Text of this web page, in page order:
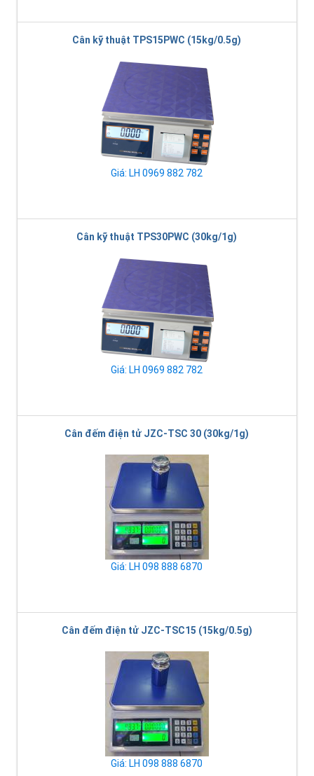
Cân kỹ thuật TPS15PWC (15kg/0.5g)
Giá: LH 0969 882 782
Cân kỹ thuật TPS30PWC (30kg/1g)
Giá: LH 0969 882 782
Cân đếm điện tử JZC-TSC 30 (30kg/1g)
Giá: LH 098 888 6870
Cân đếm điện tử JZC-TSC15 (15kg/0.5g)
Giá: LH 098 888 6870